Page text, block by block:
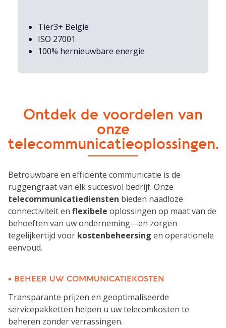
Tier3+ België
ISO 27001
100% hernieuwbare energie
Ontdek de voordelen van
onze
telecommunicatieoplossingen.
Betrouwbare en efficiënte communicatie is de
ruggengraat van elk succesvol bedrijf. Onze
telecommunicatiediensten bieden naadloze
connectiviteit en flexibele oplossingen op maat van de
behoeften van uw onderneming—en zorgen
tegelijkertijd voor kostenbeheersing en operationele
eenvoud.
• BEHEER UW COMMUNICATIEKOSTEN
Transparante prijzen en geoptimaliseerde
servicepakketten helpen u uw telecomkosten te
beheren zonder verrassingen.